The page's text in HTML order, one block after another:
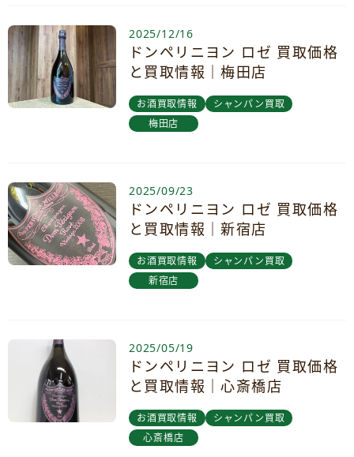
2025/12/16
ドンペリニヨン ロゼ 買取価格
と買取情報｜梅田店
お酒買取情報
シャンパン買取
梅田店
2025/09/23
ドンペリニヨン ロゼ 買取価格
と買取情報｜新宿店
お酒買取情報
シャンパン買取
新宿店
2025/05/19
ドンペリニヨン ロゼ 買取価格
と買取情報｜心斎橋店
お酒買取情報
シャンパン買取
心斎橋店